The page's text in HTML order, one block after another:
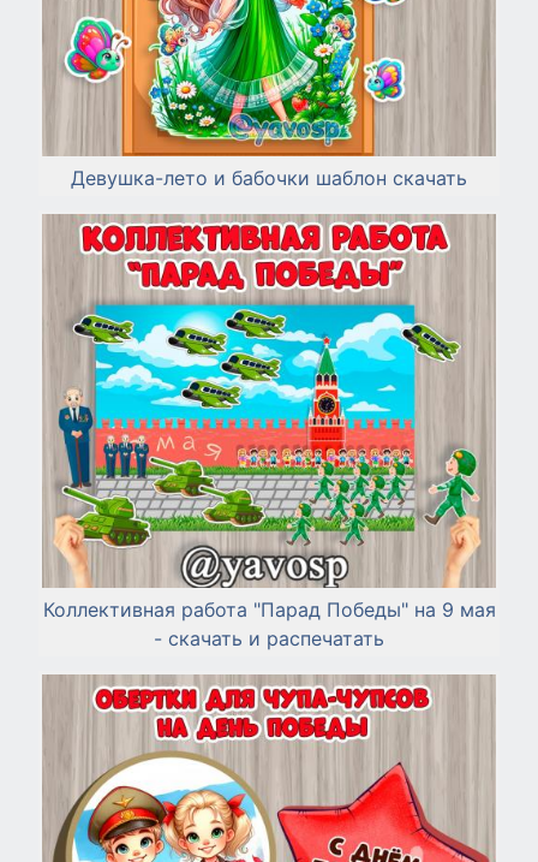
Девушка-лето и бабочки шаблон скачать
Коллективная работа "Парад Победы" на 9 мая
- скачать и распечатать